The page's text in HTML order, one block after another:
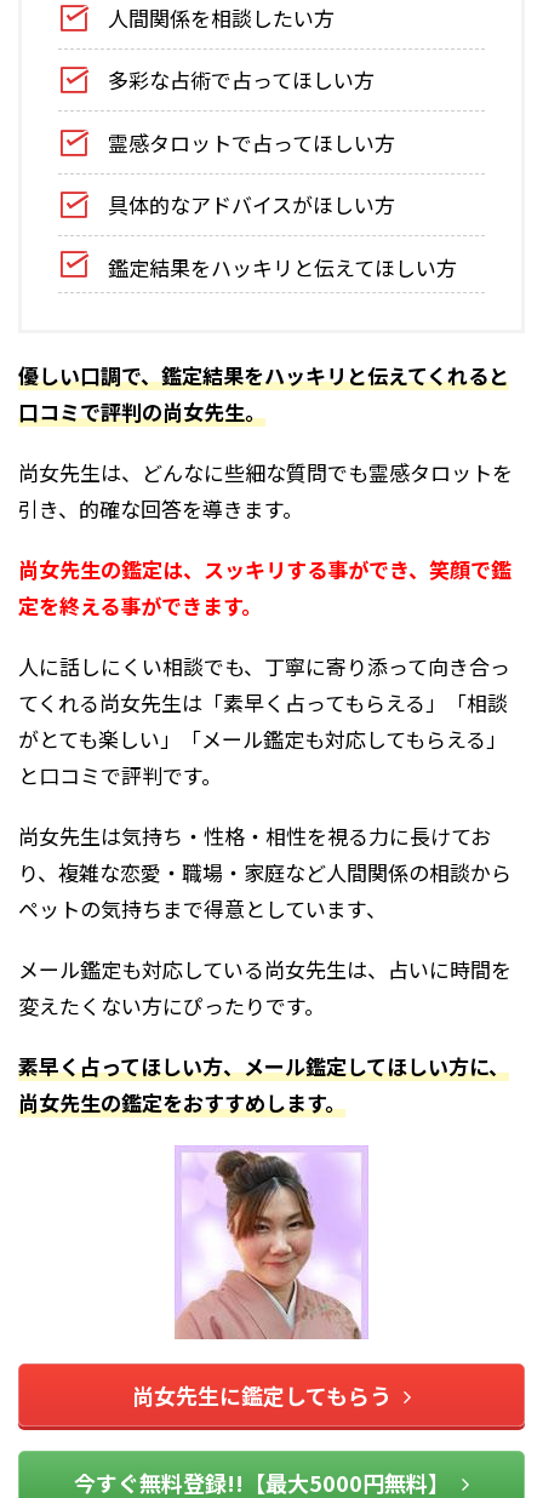
人間関係を相談したい方
多彩な占術で占ってほしい方
霊感タロットで占ってほしい方
具体的なアドバイスがほしい方
鑑定結果をハッキリと伝えてほしい方
優しい口調で、鑑定結果をハッキリと伝えてくれると
口コミで評判の尚女先生。
尚女先生は、どんなに些細な質問でも霊感タロットを
引き、的確な回答を導きます。
尚女先生の鑑定は、スッキリする事ができ、笑顔で鑑
定を終える事ができます。
人に話しにくい相談でも、丁寧に寄り添って向き合っ
てくれる尚女先生は「素早く占ってもらえる」「相談
がとても楽しい」「メール鑑定も対応してもらえる」
と口コミで評判です。
尚女先生は気持ち・性格・相性を視る力に長けてお
り、複雑な恋愛・職場・家庭など人間関係の相談から
ペットの気持ちまで得意としています、
メール鑑定も対応している尚女先生は、占いに時間を
変えたくない方にぴったりです。
素早く占ってほしい方、メール鑑定してほしい方に、
尚女先生の鑑定をおすすめします。
尚女先生に鑑定してもらう
今すぐ無料登録!!【最大5000円無料】